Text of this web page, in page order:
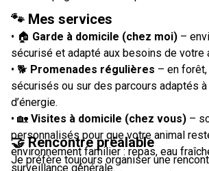
🐾 Mes services
• 🏠 Garde à domicile (chez moi) –
sécurisé et adapté aux besoins de votre
• 🐕 Promenades régulières – en
sécurisés ou sur des parcours adaptés
d’énergie.
• 🏡 Visites à domicile (chez vous) –
personnalisés pour que votre animal
environnement familier : repas, eau
surveillance générale.
🤝 Rencontre préalable
Je préfère toujours organiser une